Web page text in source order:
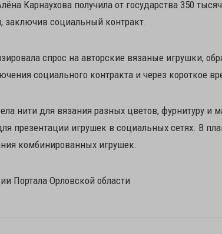
Карнаухова получила от государства 350
заключив социальный контракт.
спрос на авторские вязаные игрушки,
социального контракта и через короткое
нити для вязания разных цветов, фурнитуру и
презентации игрушек в социальных сетях. В
комбинированных игрушек.
Портала Орловской области